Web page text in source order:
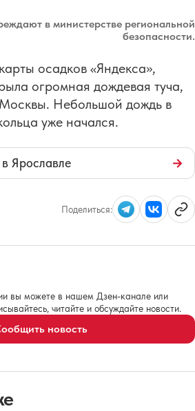
в министерстве региональной
безопасности.
осадков «Яндекса»,
огромная дождевая туча,
Небольшой дождь в
уже начался.
Ярославле →
Поделиться:
вы можете в нашем Дзен-канале или
читайте и обсуждайте новости.
новость